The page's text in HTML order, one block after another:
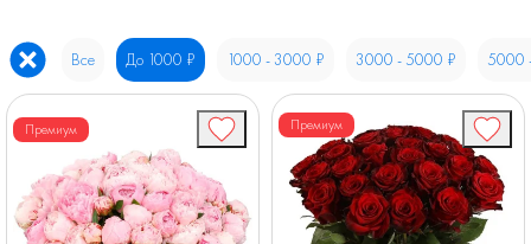
Все До 1000 ₽ 1000 - 3000 ₽ 3000 - 5000 ₽ 5000
Премиум Премиум